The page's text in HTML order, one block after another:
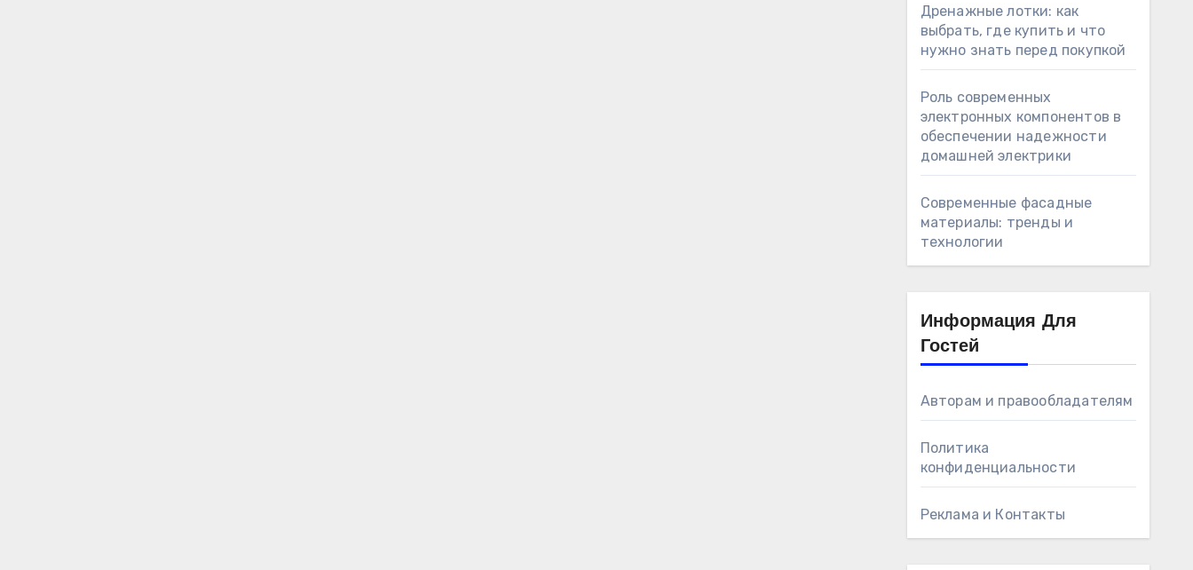
Дренажные лотки: как
выбрать, где купить и что
нужно знать перед покупкой
Роль современных
электронных компонентов в
обеспечении надежности
домашней электрики
Современные фасадные
материалы: тренды и
технологии
Информация Для
Гостей
Авторам и правообладателям
Политика
конфиденциальности
Реклама и Контакты